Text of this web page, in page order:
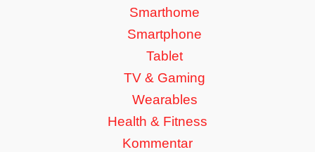
Smarthome
Smartphone
Tablet
TV & Gaming
Wearables
Health & Fitness
Kommentar